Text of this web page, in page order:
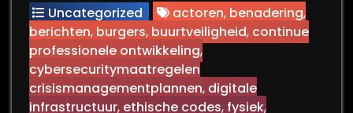
Uncategorized actoren, benadering,
berichten, burgers, buurtveiligheid, continue
professionele ontwikkeling,
cybersecuritymaatregelen
crisismanagementplannen, digitale
infrastructuur, ethische codes, fysiek,